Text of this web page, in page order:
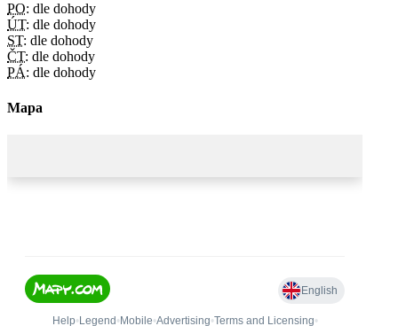
PO: dle dohody
ÚT: dle dohody
ST: dle dohody
ČT: dle dohody
PÁ: dle dohody
Mapa